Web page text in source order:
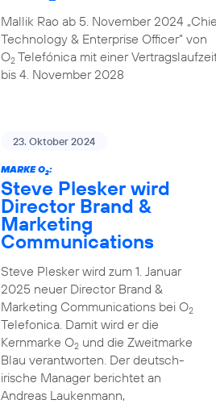
Mallik Rao ab 5. November 2024
Technology & Enterprise Officer” von
O2Telefónica mit einer
bis 4. November 2028
23. Oktober 2024
MARKE O2:
Steve Plesker wird
Director Brand &
Marketing
Communications
Steve Plesker wird zum 1. Januar
2025 neuer Director Brand &
Marketing Communications bei O2
Telefonica. Damit wird er die
Kernmarke O2und die Zweitmarke
Blau verantworten. Der deutsch-
irische Manager berichtet an
Andreas Laukenmann,